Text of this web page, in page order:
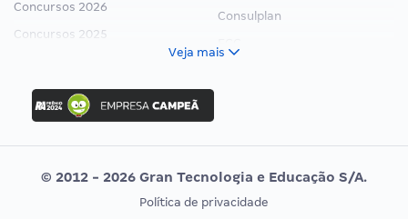
Concursos 2026
Concursos 2025
Concurso Ibama
Concurso MPU
Editais publicados
Consulplan
Vunesp
CONCURSOS POR PROFISSÃO
EXAME DE ORDEM
Veja mais
© 2012 - 2026 Gran Tecnologia e Educação S/A.
Política de privacidade